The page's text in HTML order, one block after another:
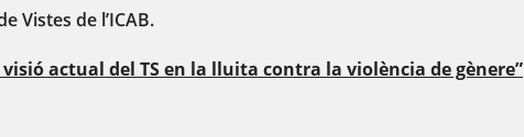
Vistes de l’ICAB.
visió actual del TS en la lluita contra la violència de gènere”